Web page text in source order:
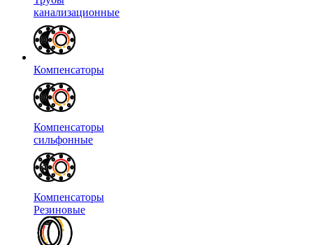
канализационные
Компенсаторы
Компенсаторы
сильфонные
Компенсаторы
Резиновые